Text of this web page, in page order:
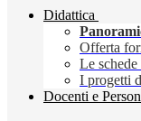
Didattica
Offerta
Le
I progetti
Docenti e